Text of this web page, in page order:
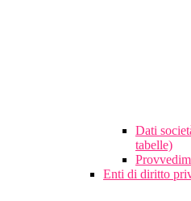
Dati
tabelle)
Enti di diritto